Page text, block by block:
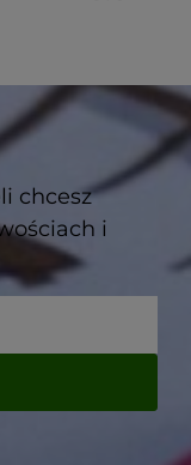
chcesz
i